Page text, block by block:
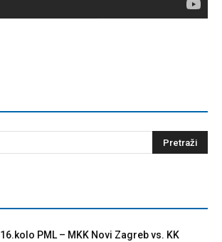
16.kolo PML – MKK Novi Zagreb vs. KK